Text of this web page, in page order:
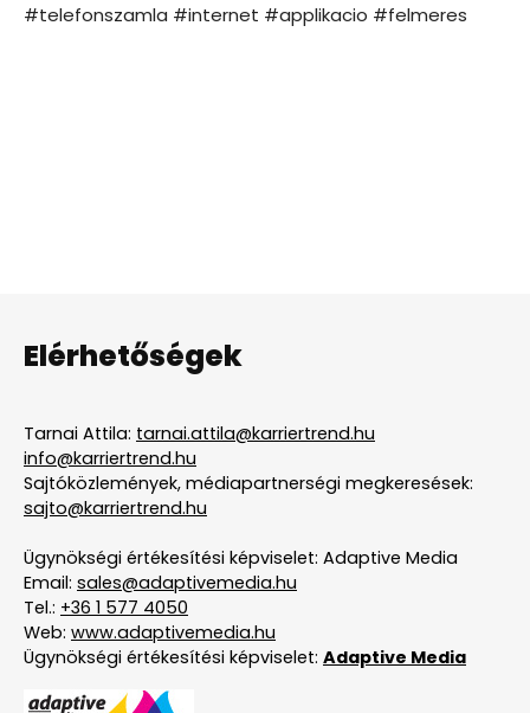
#telefonszamla #internet #applikacio #felmeres
Elérhetőségek
Tarnai Attila: tarnai.attila@karriertrend.hu
info@karriertrend.hu
Sajtóközlemények, médiapartnerségi megkeresések:
sajto@karriertrend.hu
Ügynökségi értékesítési képviselet: Adaptive Media
Email: sales@adaptivemedia.hu
Tel.: +36 1 577 4050
Web: www.adaptivemedia.hu
Ügynökségi értékesítési képviselet: Adaptive Media